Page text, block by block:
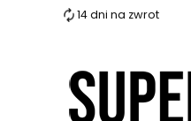
14 dni na zwrot